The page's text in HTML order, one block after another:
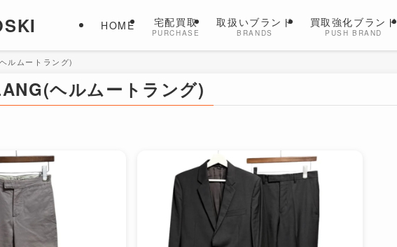
HOME 宅配買取
PURCHASE
取扱いブランド
BRANDS
買取強化ブランド
PUSH BRAND
ルムートラング)
ヘルムートラング)